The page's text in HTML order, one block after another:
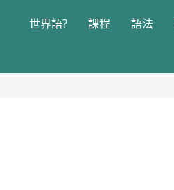
世界語? 課程 語法